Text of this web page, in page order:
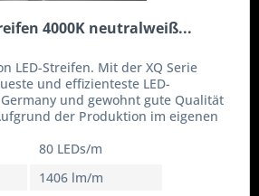
4000K neutralweiß...
LED-Streifen. Mit der XQ Serie
und effizienteste LED-
und gewohnt gute Qualität
der Produktion im eigenen
80 LEDs/m
1406 lm/m